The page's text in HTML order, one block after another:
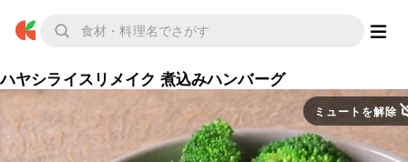
ハヤシライスリメイク 煮込みハンバーグ
ミュートを解除